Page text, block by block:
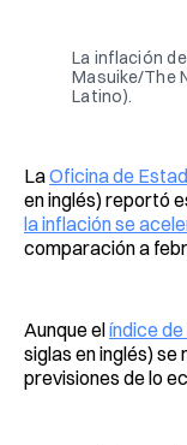
La inflación
Masuike/The
Latino).
LaOficina de
en inglés) reportó
la inflación se
comparación a
Aunque elíndice
siglas en inglés) se
previsiones de lo